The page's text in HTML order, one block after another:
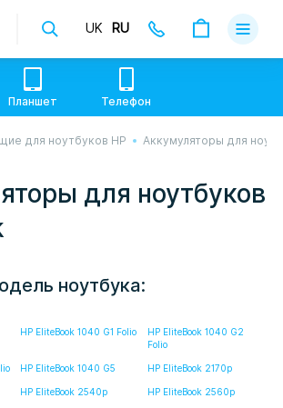
Ми працюємо. Надсилаємо
замовлення у звичному графіку
як можемо. Якщо буде затримка
за все у нас лунає повітряна
виліземо зі сховища і
UK RU
Доставка
Контакты
Планшет Телефон
для ноутбуков HP Аккумуляторы для
для ноутбуков
ноутбука:
HP EliteBook 1040 G1 Folio
HP EliteBook 1040 G2
Folio
HP EliteBook 1040 G5 HP EliteBook 2170p
HP EliteBook 2540p HP EliteBook 2560p